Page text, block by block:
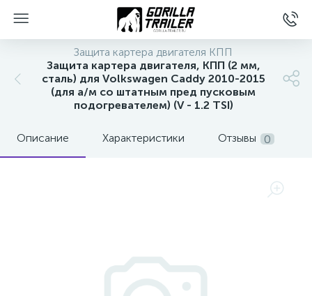
Защита картера двигателя КПП
Защита картера двигателя, КПП (2 мм,
сталь) для Volkswagen Caddy 2010-2015
(для а/м со штатным пред пусковым
подогревателем) (V - 1.2 TSI)
Описание Характеристики Отзывы 0